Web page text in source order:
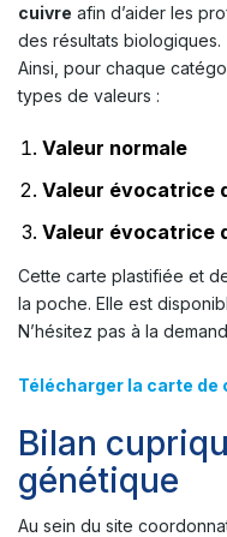
cuivre afin d’aider les
des résultats biologiques.
Ainsi, pour chaque
types de valeurs :
Valeur normale
Valeur évocatrice
Valeur évocatrice
Cette carte plastifiée et
la poche. Elle est
N’hésitez pas à la
Télécharger la carte de
Bilan
génétique
Au sein du site